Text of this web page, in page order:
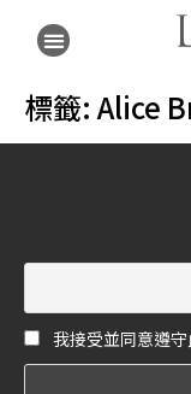
標籤:Alice
我接受並同意遵